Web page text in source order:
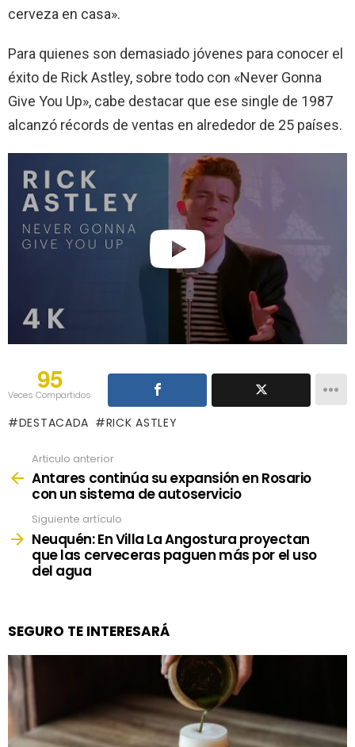
cerveza en casa».
Para quienes son demasiado jóvenes para conocer el
éxito de Rick Astley, sobre todo con «Never Gonna
Give You Up», cabe destacar que ese single de 1987
alcanzó récords de ventas en alrededor de 25 países.
95
Veces Compartidos
DESTACADA RICK ASTLEY
more
Articulo anterior
Antares continúa su expansión en Rosario
con un sistema de autoservicio
Siguiente artículo
Neuquén: En Villa La Angostura proyectan
que las cerveceras paguen más por el uso
del agua
SEGURO TE INTERESARÁ